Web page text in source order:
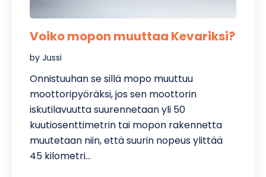
Voiko mopon muuttaa Kevariksi?
by Jussi
Onnistuuhan se sillä mopo muuttuu
moottoripyöräksi, jos sen moottorin
iskutilavuutta suurennetaan yli 50
kuutiosenttimetrin tai mopon rakennetta
muutetaan niin, että suurin nopeus ylittää
45 kilometri…